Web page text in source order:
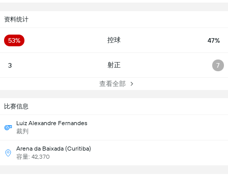
资料统计
53% 控球 47%
3 射正 7
查看全部
比赛信息
Luiz Alexandre Fernandes
裁判
Arena da Baixada (Curitiba)
容量: 42,370